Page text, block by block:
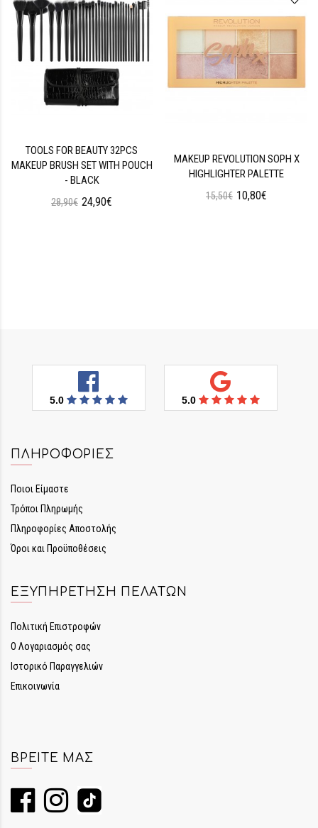
TOOLS FOR BEAUTY 32PCS
MAKEUP BRUSH SET WITH POUCH
- BLACK
28,90€ 24,90€
MAKEUP REVOLUTION SOPH X
HIGHLIGHTER PALETTE
15,50€ 10,80€
5.0 5.0
ΠΛΗΡΟΦΟΡΊΕΣ
Ποιοι Είμαστε
Τρόποι Πληρωμής
Πληροφορίες Αποστολής
Όροι και Προϋποθέσεις
ΕΞΥΠΗΡΈΤΗΣΗ ΠΕΛΑΤΏΝ
Πολιτική Επιστροφών
Ο Λογαριασμός σας
Ιστορικό Παραγγελιών
Επικοινωνία
ΒΡΕΊΤΕ ΜΑΣ